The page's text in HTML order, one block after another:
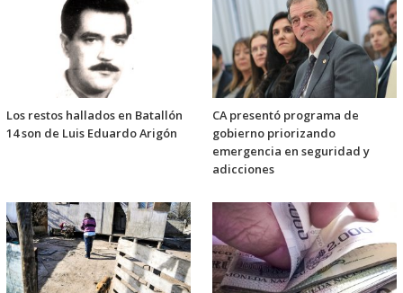
Los restos hallados en Batallón
14 son de Luis Eduardo Arigón
CA presentó programa de
gobierno priorizando
emergencia en seguridad y
adicciones